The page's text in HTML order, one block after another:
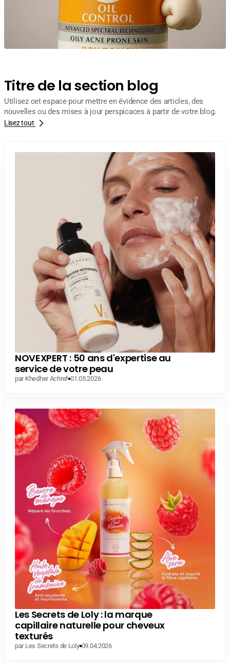
Titre de la section blog
Utilisez cet espace pour mettre en évidence des articles, des
nouvelles ou des mises à jour perspicaces à partir de votre blog.
Lisez tout
NOVEXPERT : 50 ans d'expertise au
service de votre peau
par Khedher Achref 01.05.2026
Les Secrets de Loly : la marque
capillaire naturelle pour cheveux
texturés
par Les Secrets de Loly 09.04.2026